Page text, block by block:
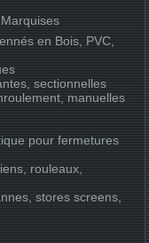
en Bois, PVC,
sectionnelles
manuelles
pour fermetures
rouleaux,
stores screens,